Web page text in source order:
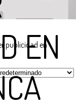
EN
publicidad en